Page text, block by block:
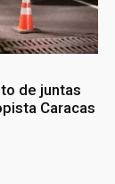
de juntas
Caracas